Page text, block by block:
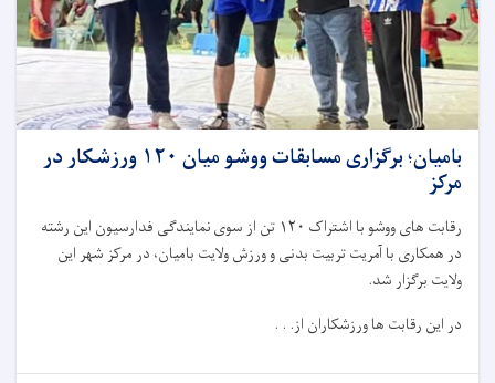
بامیان؛ برگزاری مسابقات ووشو میان ۱۲۰ ورزشکار در
مرکز
رقابت های ووشو با اشتراک ۱۲۰ تن از سوی نمایندگی فدارسیون این رشته
در همکاری با آمریت تربیت بدنی و ورزش ولایت بامیان، در مرکز شهر این
ولایت برگزار شد.
در این رقابت ها ورزشکاران از. . .